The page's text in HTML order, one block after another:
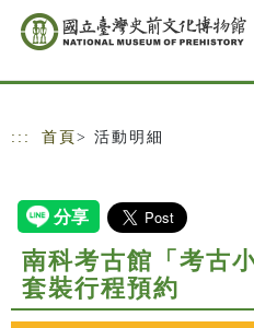
跳到主要內容
網站導覽
::: 首頁 > 活動明細
南科考古館「考古
套裝行程預約